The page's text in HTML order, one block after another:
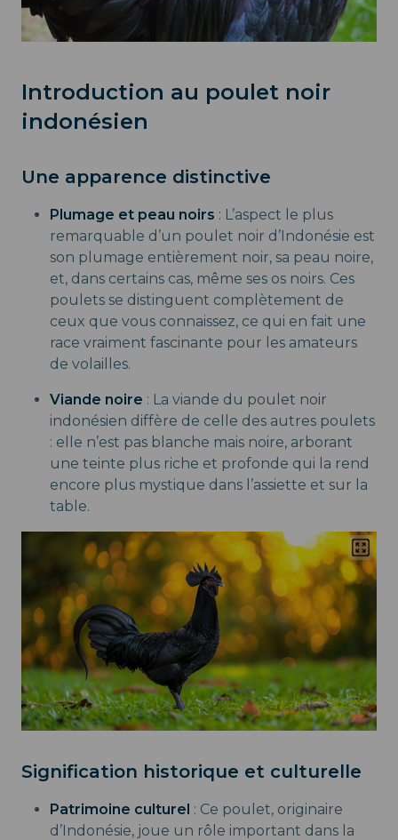
Introduction au poulet noir
indonésien
Une apparence distinctive
Plumage et peau noirs : L’aspect le plus
remarquable d’un poulet noir d’Indonésie est
son plumage entièrement noir, sa peau noire,
et, dans certains cas, même ses os noirs. Ces
poulets se distinguent complètement de
ceux que vous connaissez, ce qui en fait une
race vraiment fascinante pour les amateurs
de volailles.
Viande noire : La viande du poulet noir
indonésien diffère de celle des autres poulets
: elle n’est pas blanche mais noire, arborant
une teinte plus riche et profonde qui la rend
encore plus mystique dans l’assiette et sur la
table.
Signification historique et culturelle
Patrimoine culturel : Ce poulet, originaire
d’Indonésie, joue un rôle important dans la